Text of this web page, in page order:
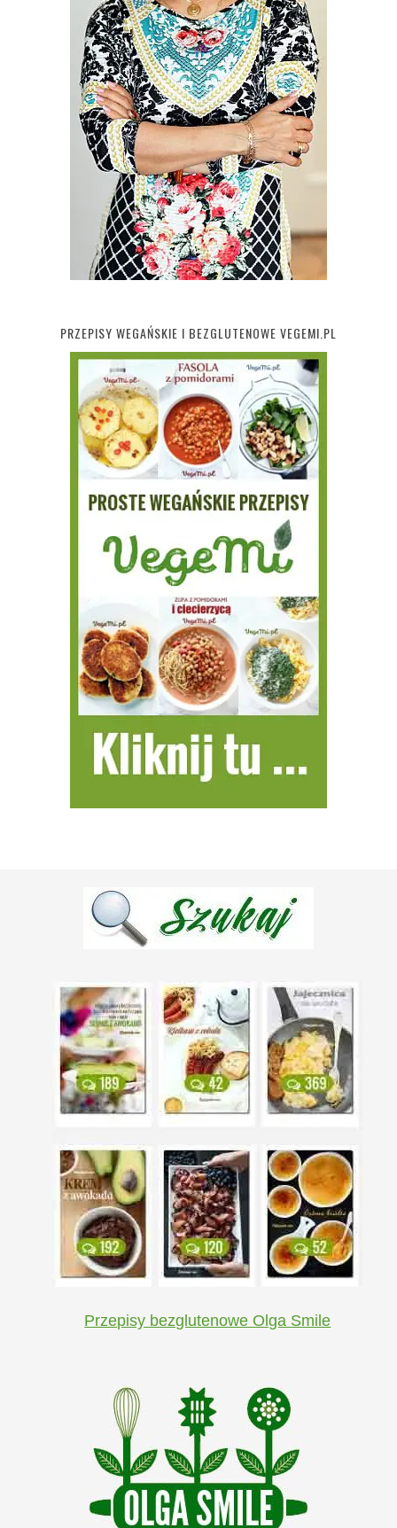
PRZEPISY WEGAŃSKIE I BEZGLUTENOWE VEGEMI.PL
Przepisy bezglutenowe Olga Smile